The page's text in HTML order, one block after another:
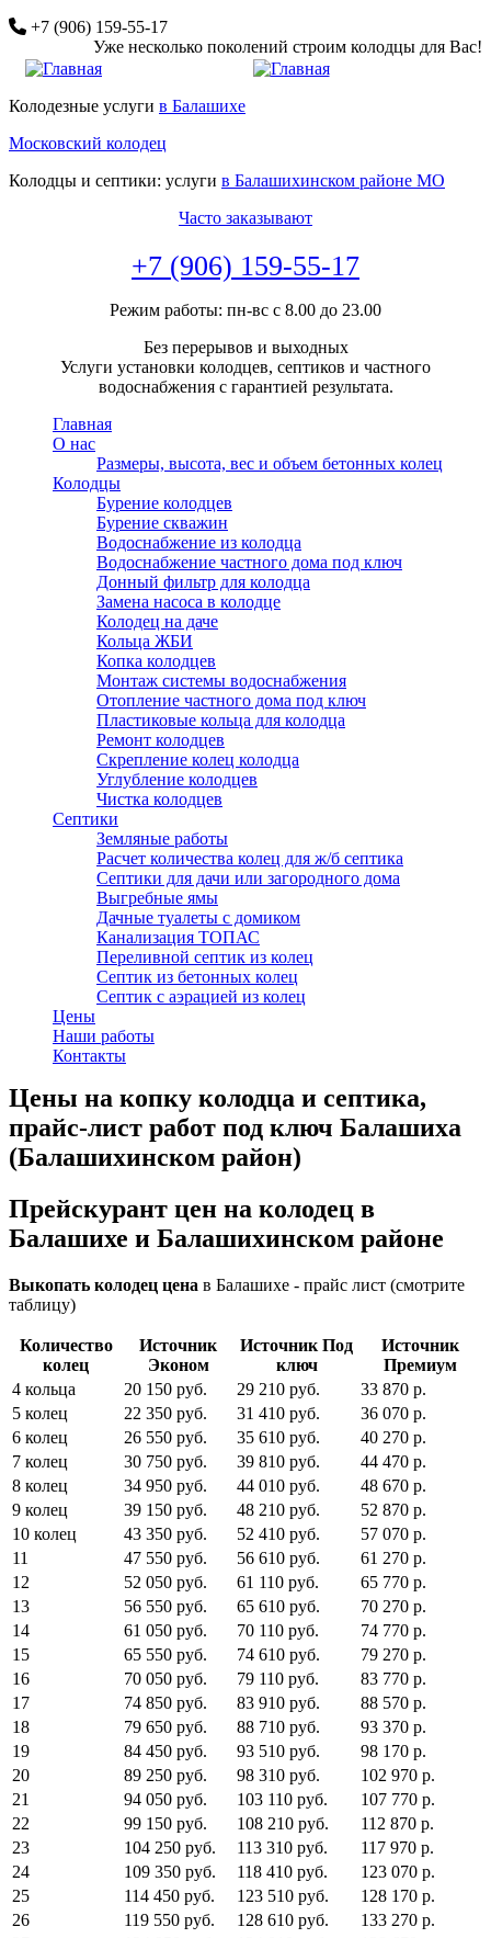
Перейти
основному
+7 (906) 159-55-17
Уже несколько поколений строим колодцы для Вас!
Колодезные услуги в Балашихе
Московский колодец
Колодцы и септики: услуги в Балашихинском районе МО
Часто заказывают
+7 (906) 159-55-17
Режим работы: пн-вс с 8.00 до 23.00
Без перерывов и выходных
Услуги установки колодцев, септиков и частного
водоснабжения с гарантией результата.
Главная
О нас
Размеры, высота, вес и объем бетонных колец
Колодцы
Бурение колодцев
Бурение скважин
Водоснабжение из колодца
Водоснабжение частного дома под ключ
Донный фильтр для колодца
Замена насоса в колодце
Колодец на даче
Кольца ЖБИ
Копка колодцев
Монтаж системы водоснабжения
Отопление частного дома под ключ
Пластиковые кольца для колодца
Ремонт колодцев
Скрепление колец колодца
Углубление колодцев
Чистка колодцев
Септики
Земляные работы
Расчет количества колец для ж/б септика
Септики для дачи или загородного дома
Выгребные ямы
Дачные туалеты с домиком
Канализация ТОПАС
Переливной септик из колец
Септик из бетонных колец
Септик с аэрацией из колец
Цены
Наши работы
Контакты
Цены на копку колодца и септика,
прайс-лист работ под ключ Балашиха
(Балашихинском район)
Прейскурант цен на колодец в
Балашихе и Балашихинском районе
Выкопать колодец цена в Балашихе - прайс лист (смотрите
таблицу)
Количество
колец
Источник
Эконом
Источник Под
ключ
Источник
Премиум
4 кольца
20 150 руб. 29 210 руб.
33 870 р.
5 колец
22 350 руб. 31 410 руб.
36 070 р.
6 колец
26 550 руб. 35 610 руб.
40 270 р.
7 колец
30 750 руб. 39 810 руб.
44 470 р.
8 колец
34 950 руб. 44 010 руб.
48 670 р.
9 колец
39 150 руб. 48 210 руб.
52 870 р.
10 колец
43 350 руб. 52 410 руб.
57 070 р.
11
47 550 руб. 56 610 руб.
61 270 р.
12
52 050 руб. 61 110 руб.
65 770 р.
13
56 550 руб. 65 610 руб.
70 270 р.
14
61 050 руб. 70 110 руб.
74 770 р.
15
65 550 руб. 74 610 руб.
79 270 р.
16
70 050 руб. 79 110 руб.
83 770 р.
17
74 850 руб. 83 910 руб.
88 570 р.
18
79 650 руб. 88 710 руб.
93 370 р.
19
84 450 руб. 93 510 руб.
98 170 р.
20
89 250 руб. 98 310 руб.
102 970 р.
21
94 050 руб. 103 110 руб.
107 770 р.
22
99 150 руб. 108 210 руб.
112 870 р.
23
104 250 руб. 113 310 руб.
117 970 р.
24
109 350 руб. 118 410 руб.
123 070 р.
25
114 450 руб. 123 510 руб.
128 170 р.
26
119 550 руб. 128 610 руб.
133 270 р.